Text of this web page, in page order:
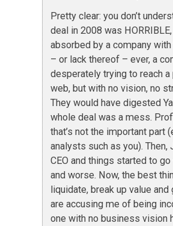
Pretty clear: you don’t
deal in 2008 was
absorbed by a company
– or lack thereof – ever, a
desperately trying to reach
web, but with no vision, no
They would have digested
whole deal was a mess.
that’s not the important part
analysts such as you). Then,
CEO and things started to
and worse. Now, the best
liquidate, break up value and
are accusing me of being
one with no business vision